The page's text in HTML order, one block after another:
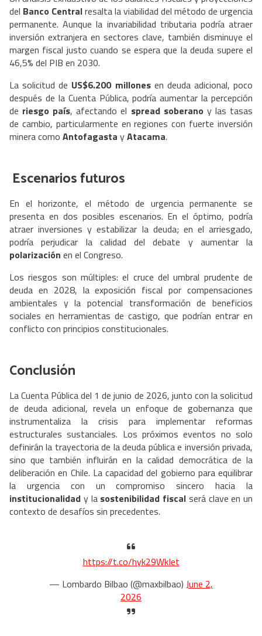
del Banco Centralresalta la viabilidad del método de urgencia
permanente. Aunque la invariabilidad tributaria podría atraer
inversión extranjera en sectores clave, también disminuye el
margen fiscal justo cuando se espera que la deuda supere el
46,5% del PIB en 2030.
La solicitud de US$6.200 millonesen deuda adicional, poco
después de la Cuenta Pública, podría aumentar la percepción
de riesgo país, afectando el spread soberano y las tasas
de cambio, particularmente en regiones con fuerte inversión
minera como Antofagasta yAtacama.
Escenarios futuros
En el horizonte, el método de urgencia permanente se
presenta en dos posibles escenarios. En el óptimo, podría
atraer inversiones y estabilizar la deuda; en el arriesgado,
podría perjudicar la calidad del debate y aumentar la
polarización en el Congreso.
Los riesgos son múltiples: el cruce del umbral prudente de
deuda en 2028, la exposición fiscal por compensaciones
ambientales y la potencial transformación de beneficios
sociales en herramientas de castigo, que podrían entrar en
conflicto con principios constitucionales.
Conclusión
La Cuenta Pública del 1 de junio de 2026, junto con la solicitud
de deuda adicional, revela un enfoque de gobernanza que
instrumentaliza la crisis para implementar reformas
estructurales sustanciales. Los próximos eventos no solo
definirán la trayectoria de la deuda pública e inversión privada,
sino que también influirán en la calidad democrática de la
deliberación en Chile. La capacidad del gobierno para equilibrar
la urgencia con un compromiso sincero hacia la
institucionalidad y la sostenibilidad fiscal será clave en un
contexto de desafíos sin precedentes.
https://t.co/hyk29WkIet
— Lombardo Bilbao (@maxbilbao) June 2,
2026